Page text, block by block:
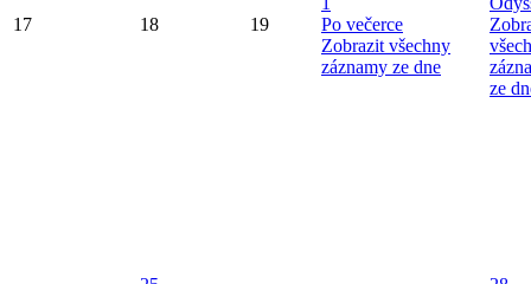
17 18 19
Po večerce
Zobrazit všechny
záznamy ze dne
ze